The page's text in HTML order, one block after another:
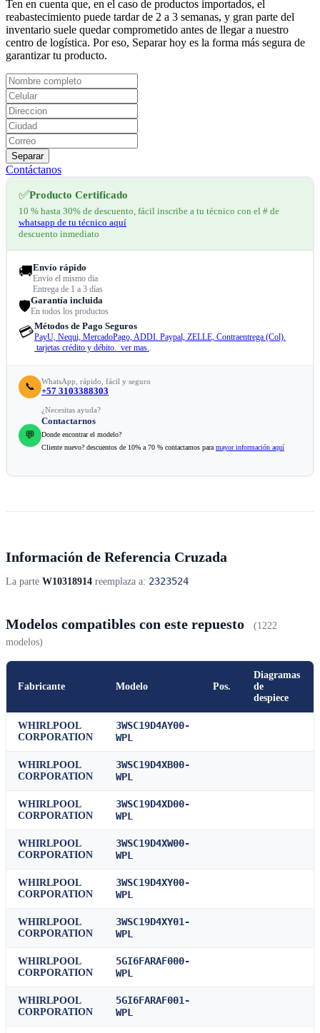
Ten en cuenta que, en el caso de productos importados, el
reabastecimiento puede tardar de 2 a 3 semanas, y gran parte del
inventario suele quedar comprometido antes de llegar a nuestro
centro de logística. Por eso, Separar hoy es la forma más segura de
garantizar tu producto.
Separar
Contáctanos
✅Producto Certificado
10 % hasta 30% de descuento, fácil inscribe a tu técnico con el # de
whatsapp de tu técnico aquí
descuento inmediato
🚚Envío rápido
Envío el mismo dia
Entrega de 1 a 3 días
🛡️Garantía incluida
En todos los productos
💳Métodos de Pago Seguros
PayU, Nequi, MercadoPago, ADDI. Paypal, ZELLE, Contraentrega (Col).
tarjetas crédito y débito. ver mas..
📞 WhatsApp, rápido, fácil y seguro
+57 3103388303
💬
¿Necesitas ayuda?
Contactarnos
Donde encontrar el modelo?
Cliente nuevo? descuentos de 10% a 70 % contactamos para mayor información aquí
Información de Referencia Cruzada
La parte W10318914 reemplaza a: 2323524
Modelos compatibles con este repuesto
(1222
modelos)
Fabricante Modelo Pos.
Diagramas
de
despiece
WHIRLPOOL
CORPORATION
3WSC19D4AY00-
WPL
WHIRLPOOL
CORPORATION
3WSC19D4XB00-
WPL
WHIRLPOOL
CORPORATION
3WSC19D4XD00-
WPL
WHIRLPOOL
CORPORATION
3WSC19D4XW00-
WPL
WHIRLPOOL
CORPORATION
3WSC19D4XY00-
WPL
WHIRLPOOL
CORPORATION
3WSC19D4XY01-
WPL
WHIRLPOOL
CORPORATION
5GI6FARAF000-
WPL
WHIRLPOOL
CORPORATION
5GI6FARAF001-
WPL